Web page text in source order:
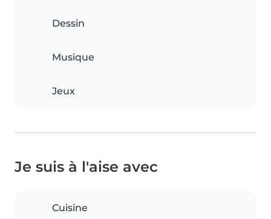
Dessin
Musique
Jeux
Je suis à l'aise avec
Cuisine